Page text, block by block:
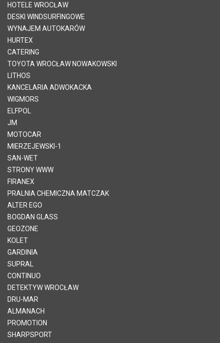
HOTELE WROCŁAW
DESKI WINDSURFINGOWE
WYNAJEM AUTOKARÓW
HURTEX
CATERING
TOYOTA WROCŁAW NOWAKOWSKI
LITHOS
KANCELARIA ADWOKACKA
WIGMORS
ELFPOL
JM
MOTOCAR
MIERZEJEWSKI-1
SAN-WET
STRONY WWW
FIRANEX
PRALNIA CHEMICZNA MATCZAK
ALTER EGO
BOGDAN GLASS
GEOZONE
KOLET
GARDINIA
SUPRAL
CONTINUO
DETEKTYW WROCŁAW
DRU-MAR
ALMANACH
PROMOTION
SHARPSPORT